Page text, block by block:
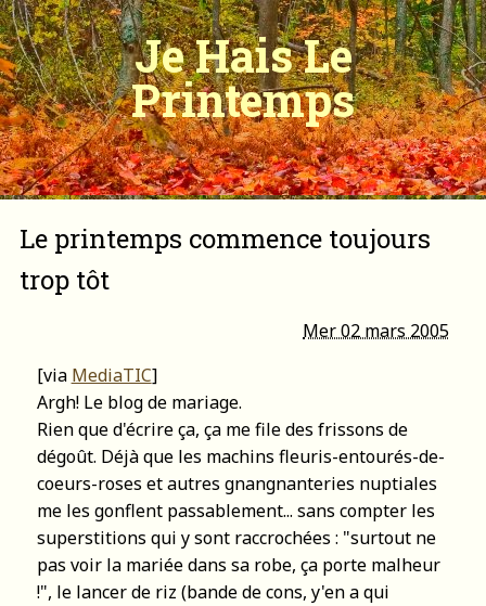
Je Hais Le
Printemps
Le printemps commence toujours
trop tôt
Mer 02 mars 2005
[via MediaTIC]
Argh! Le blog de mariage.
Rien que d'écrire ça, ça me file des frissons de
dégoût. Déjà que les machins fleuris-entourés-de-
coeurs-roses et autres gnangnanteries nuptiales
me les gonflent passablement... sans compter les
superstitions qui y sont raccrochées : "surtout ne
pas voir la mariée dans sa robe, ça porte malheur
!", le lancer de riz (bande de cons, y'en a qui